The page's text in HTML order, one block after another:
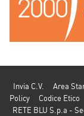
Invia C.V. Area
Policy
Codice Etico
RETE BLU S.p.a -